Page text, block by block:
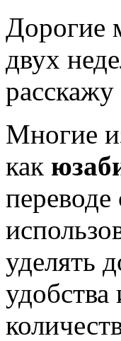
Дорогие
двух
Многие
как
уделять